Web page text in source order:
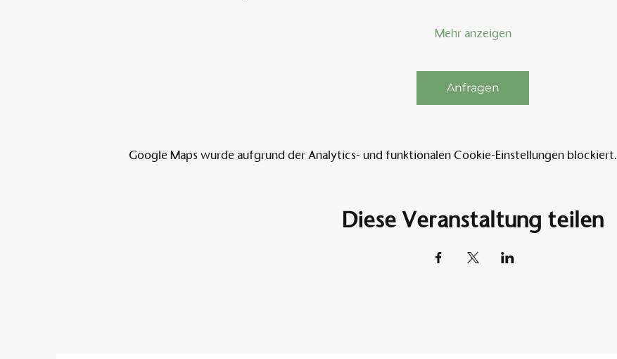
Mehr anzeigen
Anfragen
Google Maps wurde aufgrund der Analytics- und funktionalen Cookie-Einstellungen blockiert.
Diese Veranstaltung teilen